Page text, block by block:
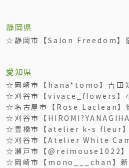
静岡県
☆静岡市【Salon Freedom】
愛知県
☆岡崎市【hana*tomo】吉田
☆刈谷市【vivace_flowers】
☆名古屋市【Rose Laclean】
☆刈谷市【
☆豊橋市【atelier k-s fleur】
☆刈谷市【Atelier White
☆瀬戸市【@reimouse1022】
☆岡崎市【mono___chan】新